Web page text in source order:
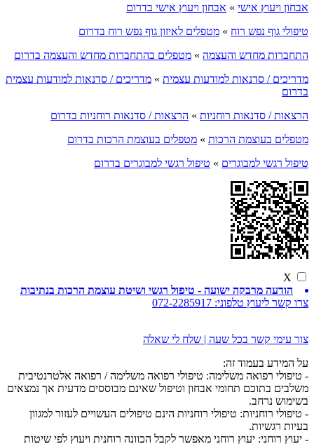
אבחון ויעוץ אישי » אבחון ויעוץ אישי בדרום
טיפולי גוף נפש רוח » מטפלים לאיזון גוף נפש רוח בדרום
התחברות מחדש והעצמה » מטפלים בהתחברות מחדש והעצמה בדרום
מדריכים / סדנאות למודעות עצמית » מדריכים / סדנאות למודעות עצמית
בדרום
הרצאות / סדנאות רוחניות » הרצאות / סדנאות רוחניות בדרום
מטפלים בעוצמת הרכות » מטפלים בעוצמת הרכות בדרום
טיפול רגשי למבוגרים » טיפול רגשי למבוגרים בדרום
X
הודעה מרבקה ישועה - טיפול רגשי ושיטת עוצמת הרכות בנתיבות
צרו קשר ליעוץ טלפוני: 072-2285917
צור עימי קשר בכל שעה | שלח לי שאלה
על המידע בעמוד זה:
- טיפולי רפואה משלימה: טיפולי רפואה משלימה / רפואה אלטרנטיבית
משלבים בתוכם תחומי אבחון וטיפול שאינם מבוססים מדעית אך נמצאים
בשימוש נרחב.
- טיפולי רוחניות: טיפולי רוחניות הינם טיפולים העשויים לעזור למגוון
בעיות רגשיות.
- יעוץ רוחני: יעוץ רוחני מאפשר לקבל הכוונה רוחנית ויעוץ לפי שיטות